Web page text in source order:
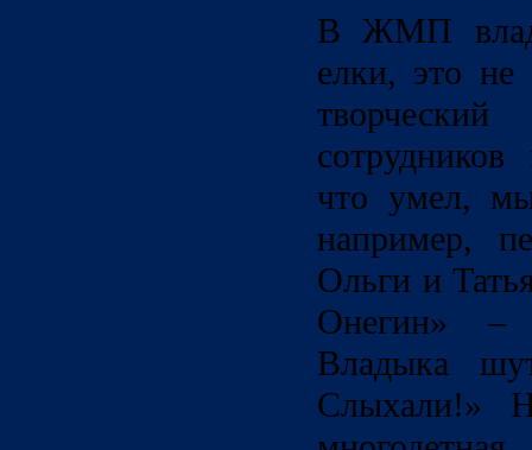
В ЖМП
елки, это не
что умел,
например,
Ольги и
Онегин»
Владыка
Слыхали!»